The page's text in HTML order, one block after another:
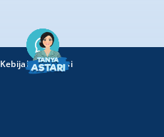
Kebijakan Privasi